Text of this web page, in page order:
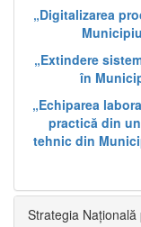
„Digitalizarea
„Extindere
în
„Echiparea
practică din
tehnic din
Strategia